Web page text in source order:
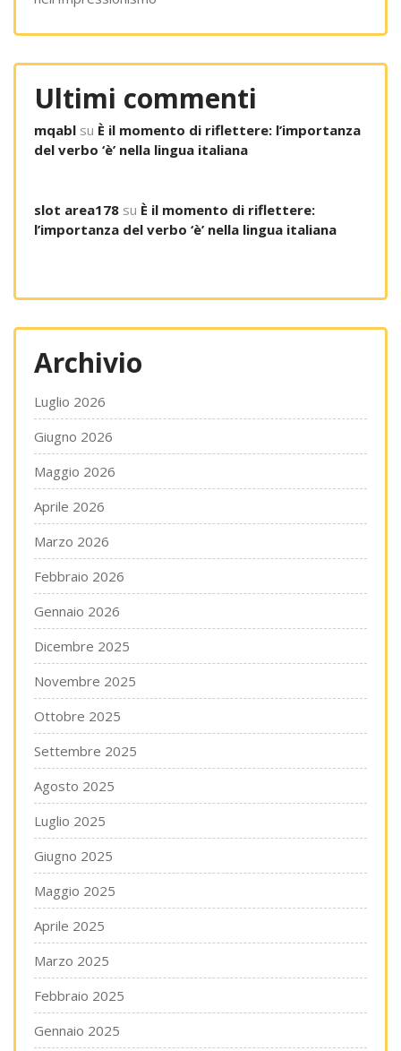
Ultimi commenti
mqabl su È il momento di riflettere: l’importanza
del verbo ‘è’ nella lingua italiana
slot area178 su È il momento di riflettere:
l’importanza del verbo ‘è’ nella lingua italiana
Archivio
Luglio 2026
Giugno 2026
Maggio 2026
Aprile 2026
Marzo 2026
Febbraio 2026
Gennaio 2026
Dicembre 2025
Novembre 2025
Ottobre 2025
Settembre 2025
Agosto 2025
Luglio 2025
Giugno 2025
Maggio 2025
Aprile 2025
Marzo 2025
Febbraio 2025
Gennaio 2025